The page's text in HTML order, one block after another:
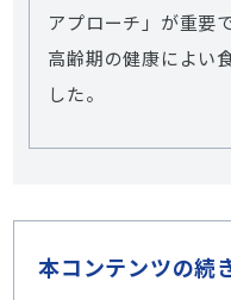
アプローチ」が重要
高齢期の健康によい
した。
本コンテンツの続